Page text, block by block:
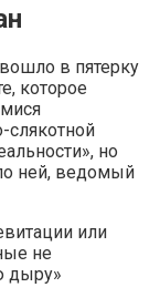
в пятерку
которое
слякотной
но
ней, ведомый
или
не
дыру»